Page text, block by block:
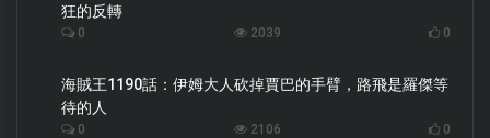
狂的反轉
0 2039 0
海賊王1190話：伊姆大人砍掉賈巴的手臂，路飛是羅傑等
待的人
0 2106 0